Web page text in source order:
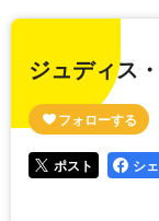
ジュディス
ポスト シ